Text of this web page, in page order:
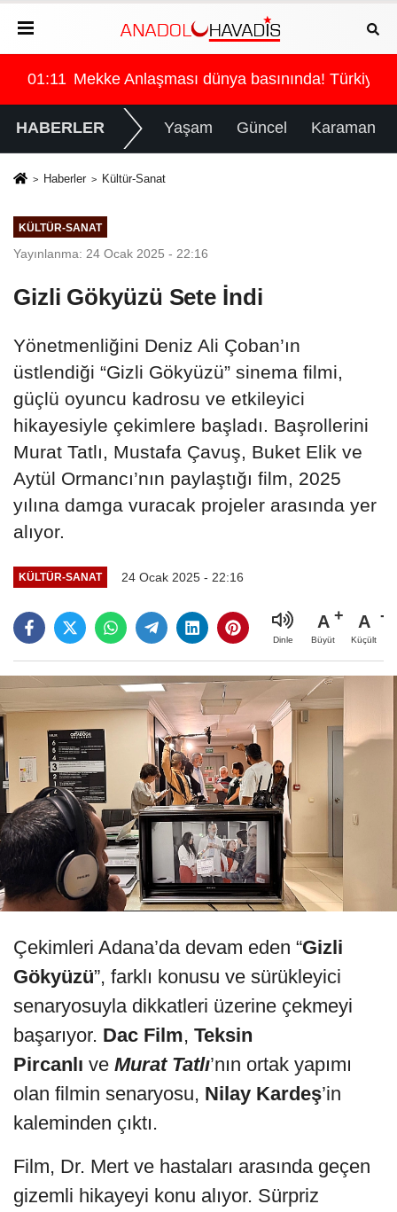
Suudi Arabistan ve Pakistan aynı masada
01:11 Mekke Anlaşması dünya basınında!
HABERLER Yaşam Güncel Karaman
Haberler Kültür-Sanat
KÜLTÜR-SANAT
Yayınlanma: 24 Ocak 2025 - 22:16
Gizli Gökyüzü Sete İndi
Yönetmenliğini Deniz Ali Çoban’ın
üstlendiği “Gizli Gökyüzü” sinema filmi,
güçlü oyuncu kadrosu ve etkileyici
hikayesiyle çekimlere başladı. Başrollerini
Murat Tatlı, Mustafa Çavuş, Buket Elik ve
Aytül Ormancı’nın paylaştığı film, 2025
yılına damga vuracak projeler arasında yer
alıyor.
KÜLTÜR-SANAT 24 Ocak 2025 - 22:16
Dinle
A
Büyüt
A
Küçült
Çekimleri Adana’da devam eden “Gizli
Gökyüzü”, farklı konusu ve sürükleyici
senaryosuyla dikkatleri üzerine çekmeyi
başarıyor. Dac Film, Teksin
Pircanlı ve Murat Tatlı’nın ortak yapımı
olan filmin senaryosu, Nilay Kardeş’in
kaleminden çıktı.
Film, Dr. Mert ve hastaları arasında geçen
gizemli hikayeyi konu alıyor. Sürpriz